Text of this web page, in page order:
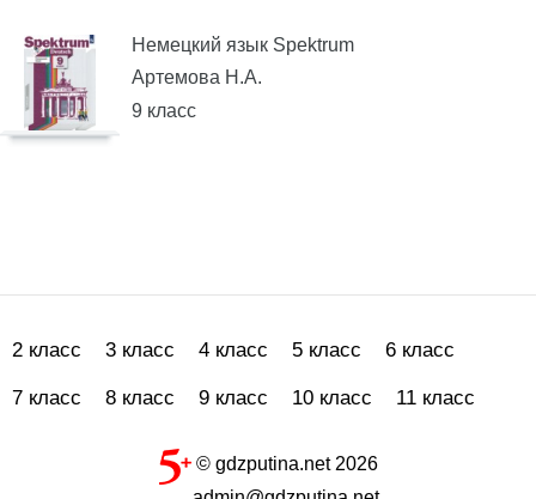
Немецкий язык Spektrum
Артемова Н.А.
9 класс
2 класс 3 класс 4 класс 5 класс 6 класс
7 класс 8 класс 9 класс 10 класс 11 класс
© gdzputina.net 2026